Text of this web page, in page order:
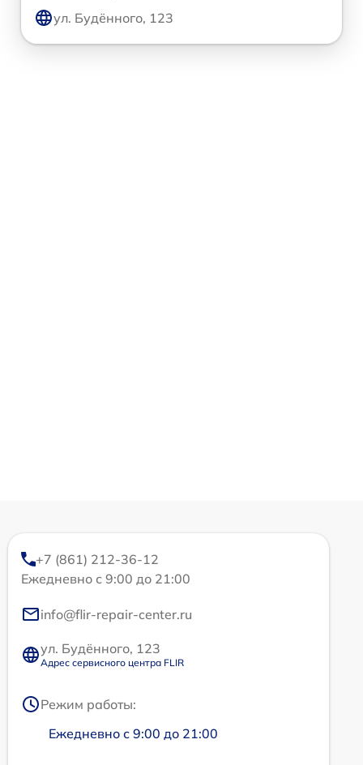
ул. Будённого, 123
+7 (861) 212-36-12
Ежедневно с 9:00 до 21:00
info@flir-repair-center.ru
ул. Будённого, 123
Адрес сервисного центра FLIR
Режим работы:
Ежедневно с 9:00 до 21:00